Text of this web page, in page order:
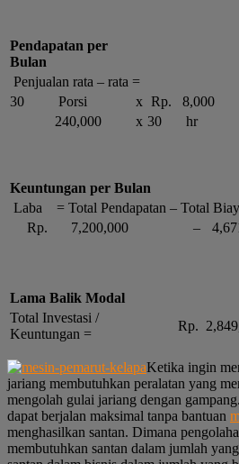
Pendapatan per
Bulan
Penjualan rata – rata =
30
Porsi x Rp. 8,000
240,000
x 30 hr
Keuntungan per Bulan
Laba = Total Pendapatan – Total
Rp.
7,200,000 –
Lama Balik Modal
Total Investasi /
Keuntungan =
Rp.
Ketika ingin
jariang membutuhkan peralatan yang
mengolah gulai jariang dengan
dapat berjalan maksimal tanpa bantuan
menghasilkan santan. Dimana
membutuhkan santan dalam jumlah